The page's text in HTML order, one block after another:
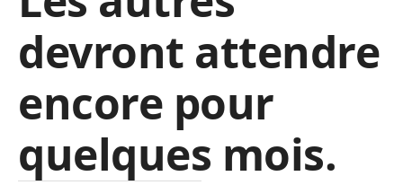
devront attendre
encore pour
quelques mois.